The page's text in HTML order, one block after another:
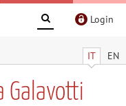
Login
IT EN
Galavotti